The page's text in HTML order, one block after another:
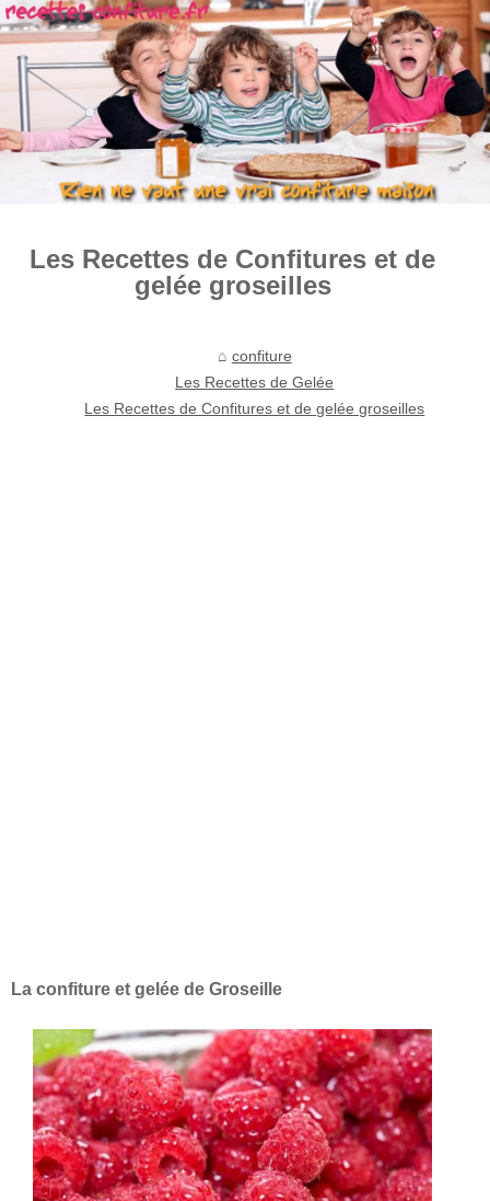
Les Recettes de Confitures et de
gelée groseilles
confiture
Les Recettes de Gelée
Les Recettes de Confitures et de gelée groseilles
La confiture et gelée de Groseille